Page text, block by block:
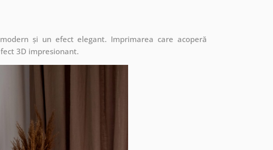
și un efect elegant. Imprimarea care acoperă
3D impresionant.